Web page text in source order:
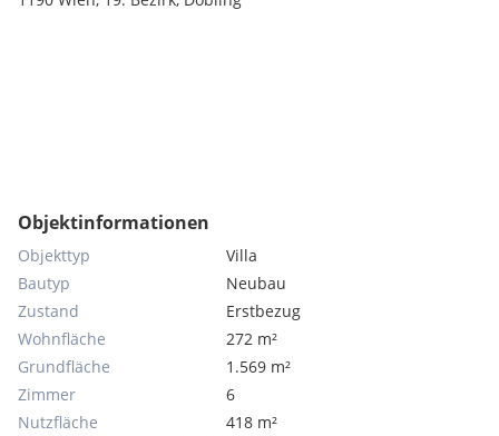
Objektinformationen
Objekttyp
Villa
Bautyp
Neubau
Zustand
Erstbezug
Wohnfläche
272 m²
Grundfläche
1.569 m²
Zimmer
6
Nutzfläche
418 m²